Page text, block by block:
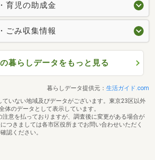
育児の助成金
ごみ収集情報
暮らしデータをもっと見る
暮らしデータ提供元： 生活ガイド.com
いない地域及びデータがございます。東京23区以外
体のデータとして表示しています。
意を払っておりますが、調査後に変更がある場合が
つきましては各市区役所までお問い合わせいただく
認ください。